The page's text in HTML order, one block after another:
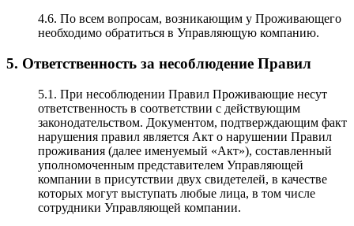
4.6. По всем вопросам, возникающим у Проживающего
необходимо обратиться в Управляющую компанию.
5. Ответственность за несоблюдение Правил
5.1. При несоблюдении Правил Проживающие несут
ответственность в соответствии с действующим
законодательством. Документом, подтверждающим факт
нарушения правил является Акт о нарушении Правил
проживания (далее именуемый «Акт»), составленный
уполномоченным представителем Управляющей
компании в присутствии двух свидетелей, в качестве
которых могут выступать любые лица, в том числе
сотрудники Управляющей компании.